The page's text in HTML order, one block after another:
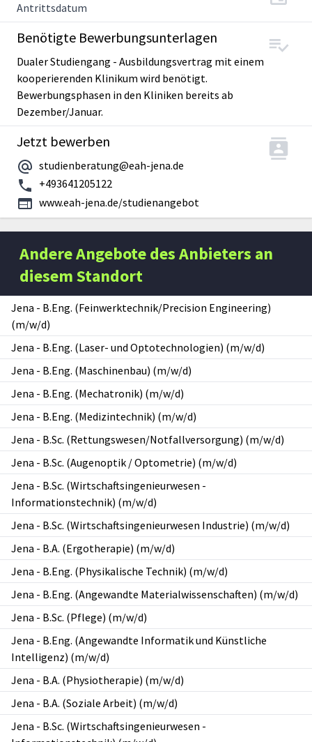
Antrittsdatum
Benötigte Bewerbungsunterlagen
Dualer Studiengang - Ausbildungsvertrag mit einem
kooperierenden Klinikum wird benötigt.
Bewerbungsphasen in den Kliniken bereits ab
Dezember/Januar.
Jetzt bewerben
studienberatung@eah-jena.de
+493641205122
www.eah-jena.de/studienangebot
Andere Angebote des Anbieters an
diesem Standort
Jena - B.Eng. (Feinwerktechnik/Precision Engineering)
(m/w/d)
Jena - B.Eng. (Laser- und Optotechnologien) (m/w/d)
Jena - B.Eng. (Maschinenbau) (m/w/d)
Jena - B.Eng. (Mechatronik) (m/w/d)
Jena - B.Eng. (Medizintechnik) (m/w/d)
Jena - B.Sc. (Rettungswesen/Notfallversorgung) (m/w/d)
Jena - B.Sc. (Augenoptik / Optometrie) (m/w/d)
Jena - B.Sc. (Wirtschaftsingenieurwesen -
Informationstechnik) (m/w/d)
Jena - B.Sc. (Wirtschaftsingenieurwesen Industrie) (m/w/d)
Jena - B.A. (Ergotherapie) (m/w/d)
Jena - B.Eng. (Physikalische Technik) (m/w/d)
Jena - B.Eng. (Angewandte Materialwissenschaften) (m/w/d)
Jena - B.Sc. (Pflege) (m/w/d)
Jena - B.Eng. (Angewandte Informatik und Künstliche
Intelligenz) (m/w/d)
Jena - B.A. (Physiotherapie) (m/w/d)
Jena - B.A. (Soziale Arbeit) (m/w/d)
Jena - B.Sc. (Wirtschaftsingenieurwesen -